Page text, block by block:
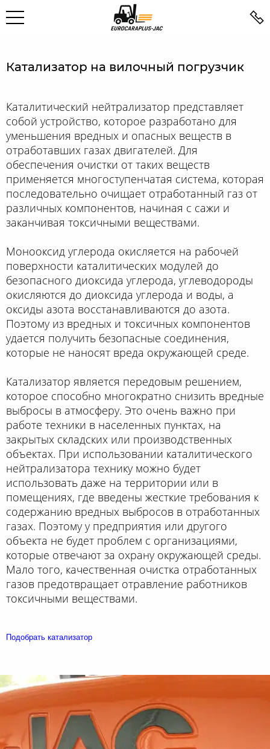
Катализатор на вилочный погрузчик
Каталитический нейтрализатор представляет
собой устройство, которое разработано для
уменьшения вредных и опасных веществ в
отработавших газах двигателей. Для
обеспечения очистки от таких веществ
применяется многоступенчатая система, которая
последовательно очищает отработанный газ от
различных компонентов, начиная с сажи и
заканчивая токсичными веществами.
Монооксид углерода окисляется на рабочей
поверхности каталитических модулей до
безопасного диоксида углерода, углеводороды
окисляются до диоксида углерода и воды, а
оксиды азота восстанавливаются до азота.
Поэтому из вредных и токсичных компонентов
удается получить безопасные соединения,
которые не наносят вреда окружающей среде.
Катализатор является передовым решением,
которое способно многократно снизить вредные
выбросы в атмосферу. Это очень важно при
работе техники в населенных пунктах, на
закрытых складских или производственных
объектах. При использовании каталитического
нейтрализатора технику можно будет
использовать даже на территории или в
помещениях, где введены жесткие требования к
содержанию вредных выбросов в отработанных
газах. Поэтому у предприятия или другого
объекта не будет проблем с организациями,
которые отвечают за охрану окружающей среды.
Мало того, качественная очистка отработанных
газов предотвращает отравление работников
токсичными веществами.
Подобрать катализатор